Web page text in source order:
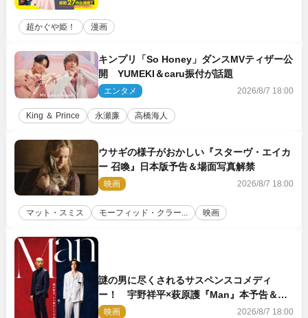
超かぐや姫！ 漫画
キンプリ「So Honey」ダンスMVティザー公
開 YUMEKI＆caru振付が話題
エンタメ 2026/8/7 18:00
King ＆ Prince 永瀬廉 高橋海人
ウサギの様子がおかしい『スターヴ・エイカ
ー 召喚』日本版予告＆場面写真解禁
映画 2026/8/7 18:00
マット・スミス モーフィッド・クラー... 映画
謎の男に尽くされるサスペンスコメディ
ー！ 宇野祥平×萩原護『Man』本予告＆新
ビジュアル解禁
映画 2026/8/7 18:00